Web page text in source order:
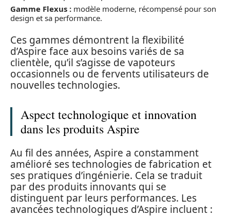
Gamme Flexus : modèle moderne, récompensé pour son
design et sa performance.
Ces gammes démontrent la flexibilité
d’Aspire face aux besoins variés de sa
clientèle, qu’il s’agisse de vapoteurs
occasionnels ou de fervents utilisateurs de
nouvelles technologies.
Aspect technologique et innovation
dans les produits Aspire
Au fil des années, Aspire a constamment
amélioré ses technologies de fabrication et
ses pratiques d’ingénierie. Cela se traduit
par des produits innovants qui se
distinguent par leurs performances. Les
avancées technologiques d’Aspire incluent :